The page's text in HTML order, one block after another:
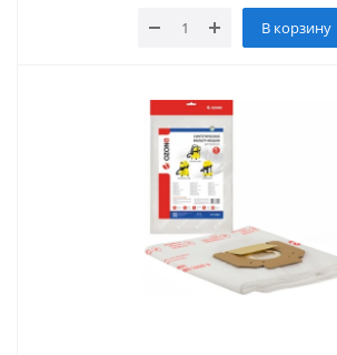
В корзину